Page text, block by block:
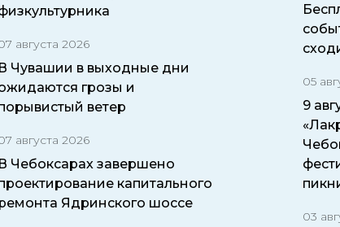
августа 2026
В Чувашии в выходные дни
грозы и
ветер
августа 2026
В Чебоксарах завершено
капитального
Ядринского шоссе
05
9
03